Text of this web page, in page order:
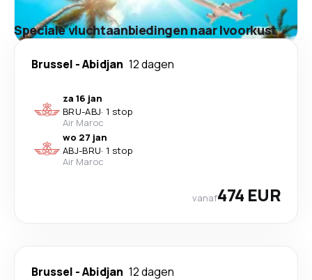
Speciale vluchtaanbiedingen naar Ivoorkust
Brussel -Abidjan 12 dagen
za 16 jan
BRU-ABJ· 1 stop
Air Maroc
wo 27 jan
ABJ-BRU· 1 stop
Air Maroc
vanaf474 EUR
Brussel -Abidjan 12 dagen